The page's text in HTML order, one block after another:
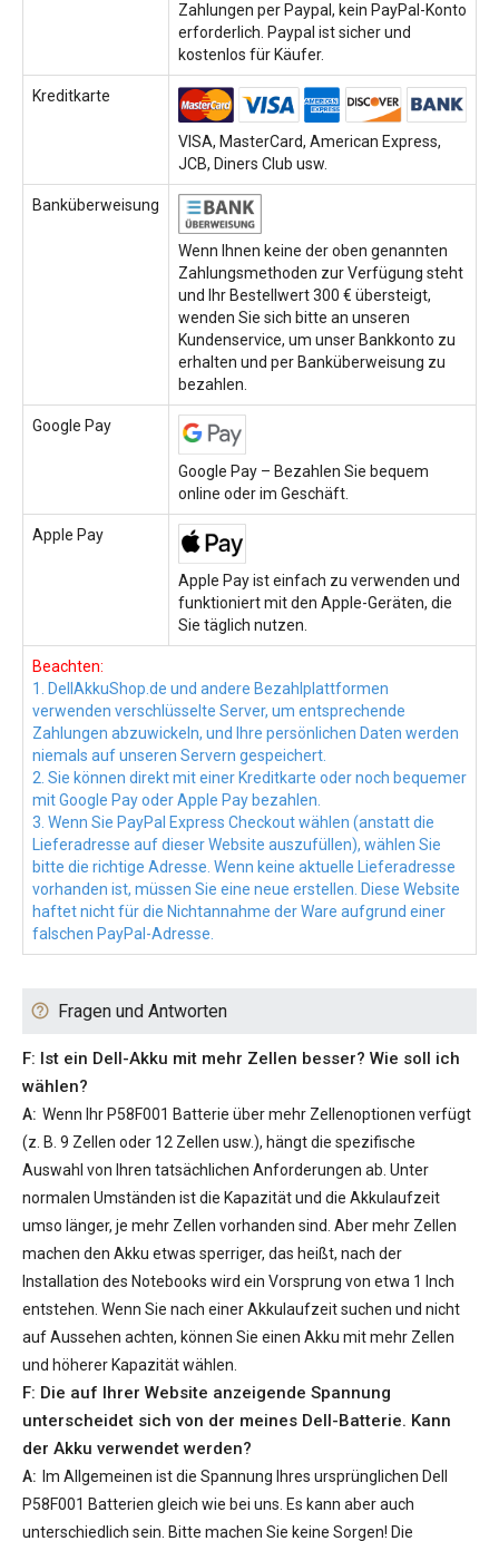
Zahlungen per Paypal, kein PayPal-Konto
erforderlich. Paypal ist sicher und
kostenlos für Käufer.
Kreditkarte
VISA, MasterCard, American Express,
JCB, Diners Club usw.
Banküberweisung
Wenn Ihnen keine der oben genannten
Zahlungsmethoden zur Verfügung steht
und Ihr Bestellwert 300 € übersteigt,
wenden Sie sich bitte an unseren
Kundenservice, um unser Bankkonto zu
erhalten und per Banküberweisung zu
bezahlen.
Google Pay
Google Pay – Bezahlen Sie bequem
online oder im Geschäft.
Apple Pay
Apple Pay ist einfach zu verwenden und
funktioniert mit den Apple-Geräten, die
Sie täglich nutzen.
Beachten:
1. DellAkkuShop.de und andere Bezahlplattformen
verwenden verschlüsselte Server, um entsprechende
Zahlungen abzuwickeln, und Ihre persönlichen Daten werden
niemals auf unseren Servern gespeichert.
2. Sie können direkt mit einer Kreditkarte oder noch bequemer
mit Google Pay oder Apple Pay bezahlen.
3. Wenn Sie PayPal Express Checkout wählen (anstatt die
Lieferadresse auf dieser Website auszufüllen), wählen Sie
bitte die richtige Adresse. Wenn keine aktuelle Lieferadresse
vorhanden ist, müssen Sie eine neue erstellen. Diese Website
haftet nicht für die Nichtannahme der Ware aufgrund einer
falschen PayPal-Adresse.
Fragen und Antworten
F: Ist ein Dell-Akku mit mehr Zellen besser? Wie soll ich
wählen?
A: Wenn Ihr P58F001 Batterie über mehr Zellenoptionen verfügt
(z. B. 9 Zellen oder 12 Zellen usw.), hängt die spezifische
Auswahl von Ihren tatsächlichen Anforderungen ab. Unter
normalen Umständen ist die Kapazität und die Akkulaufzeit
umso länger, je mehr Zellen vorhanden sind. Aber mehr Zellen
machen den Akku etwas sperriger, das heißt, nach der
Installation des Notebooks wird ein Vorsprung von etwa 1 Inch
entstehen. Wenn Sie nach einer Akkulaufzeit suchen und nicht
auf Aussehen achten, können Sie einen Akku mit mehr Zellen
und höherer Kapazität wählen.
F: Die auf Ihrer Website anzeigende Spannung
unterscheidet sich von der meines Dell-Batterie. Kann
der Akku verwendet werden?
A: Im Allgemeinen ist die Spannung Ihres ursprünglichen Dell
P58F001 Batterien gleich wie bei uns. Es kann aber auch
unterschiedlich sein. Bitte machen Sie keine Sorgen! Die